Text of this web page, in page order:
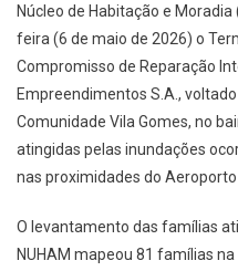
Núcleo de Habitação e
feira (6 de maio de 2026) o
Compromisso de Reparação
Empreendimentos S.A.,
Comunidade Vila Gomes, no
atingidas pelas inundações
nas proximidades do
O levantamento das famílias
NUHAM mapeou 81 famílias